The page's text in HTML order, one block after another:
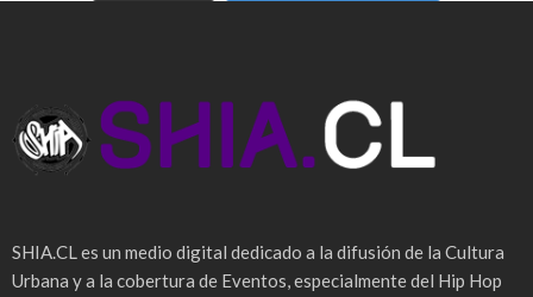
SHIA.CL es un medio digital dedicado a la difusión de la Cultura
Urbana y a la cobertura de Eventos, especialmente del Hip Hop